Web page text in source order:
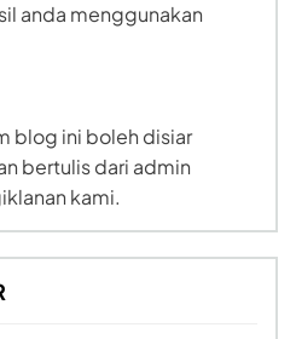
anda menggunakan
blog ini boleh disiar
bertulis dari admin
kami.